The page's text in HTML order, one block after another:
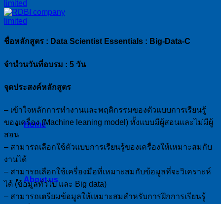
Home
About us
ชื่อหลักสูตร : Data Scientist Essentials : Big-Data-C
จำนวนวันที่อบรม : 5 วัน
จุดประสงค์หลักสูตร
– เข้าใจหลักการทำงานและพฤติกรรมของตัวแบบการเรียนรู้
ของเครื่อง (Machine leaning model) ทั้งแบบมีผู้สอนและไม่มีผู้
สอน
– สามารถเลือกใช้ตัวแบบการเรียนรู้ของเครื่องให้เหมาะสมกับ
งานได้
– สามารถเลือกใช้เครื่องมือที่เหมาะสมกับข้อมูลที่จะวิเคราะห์
ได้ (ข้อมูลทั่วไป และ Big data)
– สามารถเตรียมข้อมูลให้เหมาะสมสำหรับการฝึกการเรียนรู้